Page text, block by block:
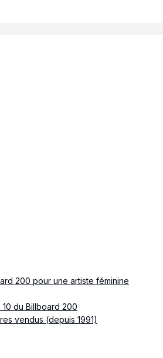
200 pour une artiste féminine
du Billboard 200
vendus (depuis 1991)